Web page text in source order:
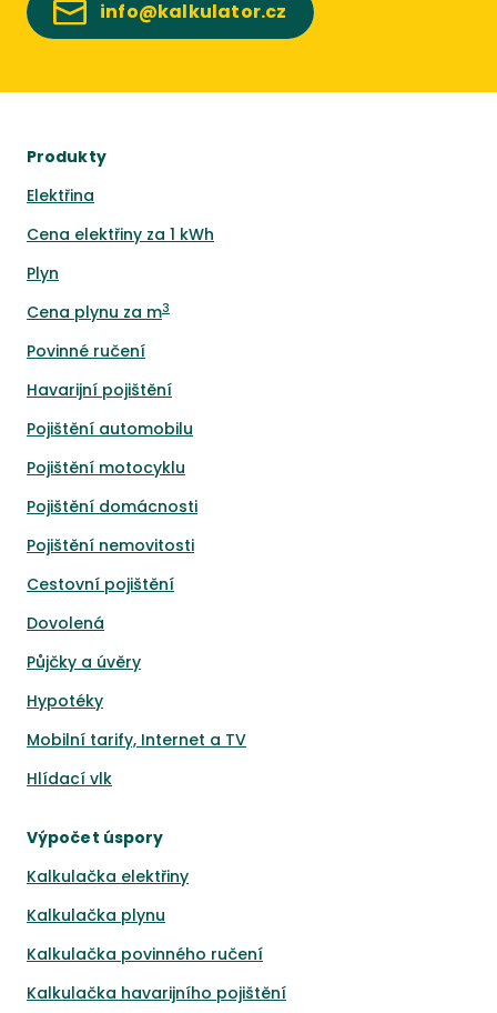
info@kalkulator.cz
Produkty
Elektřina
Cena elektřiny za 1 kWh
Plyn
Cena plynu za m3
Povinné ručení
Havarijní pojištění
Pojištění automobilu
Pojištění motocyklu
Pojištění domácnosti
Pojištění nemovitosti
Cestovní pojištění
Dovolená
Půjčky a úvěry
Hypotéky
Mobilní tarify, Internet a TV
Hlídací vlk
Výpočet úspory
Kalkulačka elektřiny
Kalkulačka plynu
Kalkulačka povinného ručení
Kalkulačka havarijního pojištění